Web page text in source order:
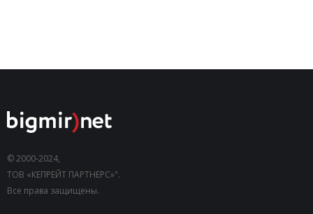
© 2000-2024,
ТОВ «КЕПРЕЙТ ПАРТНЕРС»".
Все права защищены.